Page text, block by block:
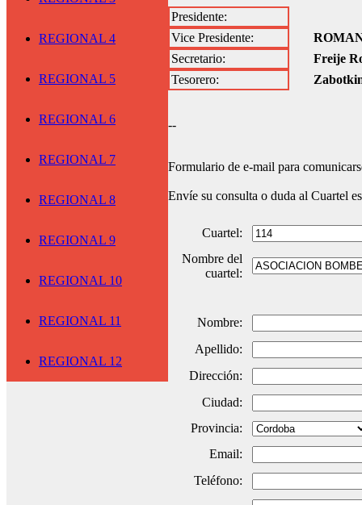
REGIONAL 4
REGIONAL 5
REGIONAL 6
REGIONAL 7
REGIONAL 8
REGIONAL 9
REGIONAL 10
REGIONAL 11
REGIONAL 12
Presidente:
Vice Presidente:
Secretario:
Freije
Tesorero:
--
Formulario de e-mail para
Envíe su consulta o duda al Cuartel
Cuartel:
Nombre del
cuartel:
Nombre:
Apellido:
Dirección:
Ciudad:
Provincia:
Email:
Teléfono: